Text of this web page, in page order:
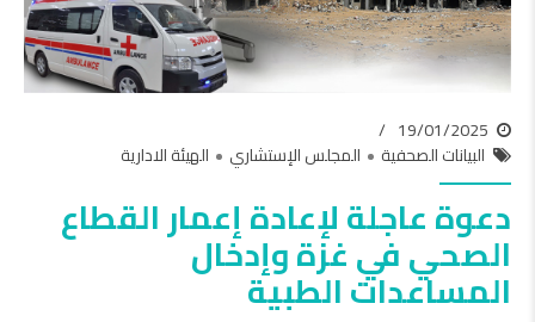
19/01/2025
البيانات الصحفية
المجلس الإستشاري الهيئة الادارية
دعوة عاجلة لإعادة إعمار القطاع
الصحي في غزة وإدخال
المساعدات الطبية